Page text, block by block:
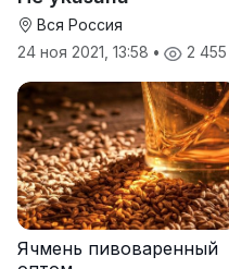
Вся Россия
24 ноя 2021, 13:58 • 2 455
Ячмень пивоваренный